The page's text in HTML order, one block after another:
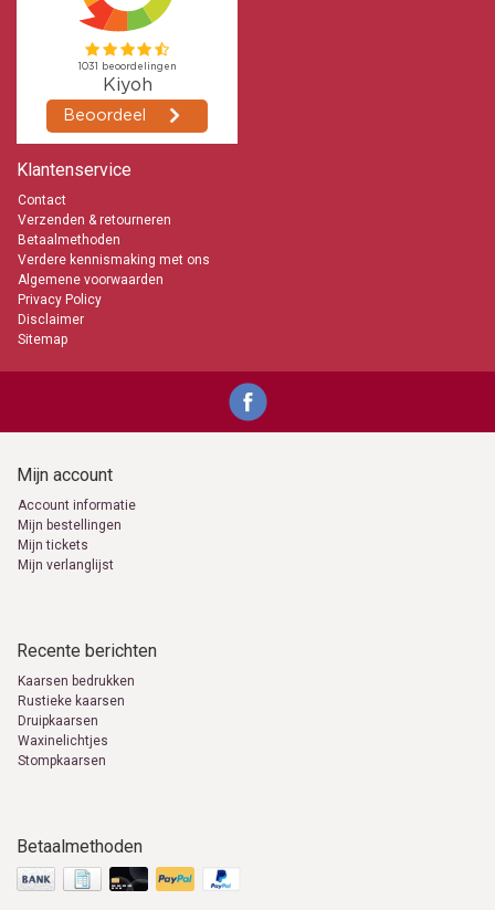
Klantenservice
Contact
Verzenden & retourneren
Betaalmethoden
Verdere kennismaking met ons
Algemene voorwaarden
Privacy Policy
Disclaimer
Sitemap
Mijn account
Account informatie
Mijn bestellingen
Mijn tickets
Mijn verlanglijst
Recente berichten
Kaarsen bedrukken
Rustieke kaarsen
Druipkaarsen
Waxinelichtjes
Stompkaarsen
Betaalmethoden